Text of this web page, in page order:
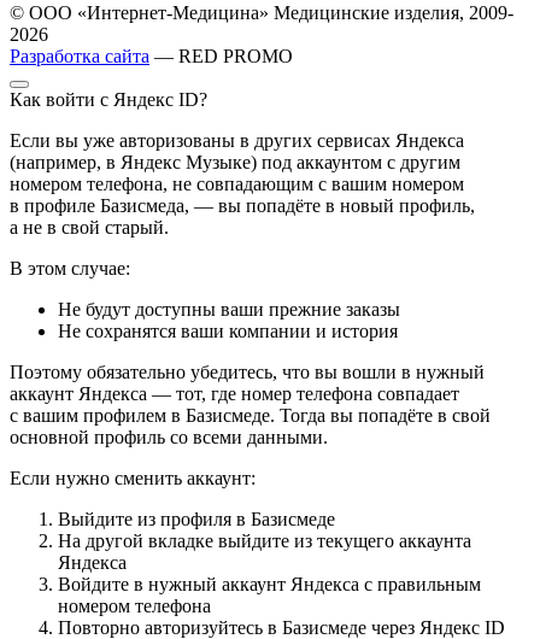
© ООО «Интернет-Медицина» Медицинские изделия, 2009-
2026
Разработка сайта — RED PROMO
Как войти с Яндекс ID?
Если вы уже авторизованы в других сервисах Яндекса
(например, в Яндекс Музыке) под аккаунтом с другим
номером телефона, не совпадающим с вашим номером
в профиле Базисмеда, — вы попадёте в новый профиль,
а не в свой старый.
В этом случае:
Не будут доступны ваши прежние заказы
Не сохранятся ваши компании и история
Поэтому обязательно убедитесь, что вы вошли в нужный
аккаунт Яндекса — тот, где номер телефона совпадает
с вашим профилем в Базисмеде. Тогда вы попадёте в свой
основной профиль со всеми данными.
Если нужно сменить аккаунт:
Выйдите из профиля в Базисмеде
На другой вкладке выйдите из текущего аккаунта
Яндекса
Войдите в нужный аккаунт Яндекса с правильным
номером телефона
Повторно авторизуйтесь в Базисмеде через Яндекс ID